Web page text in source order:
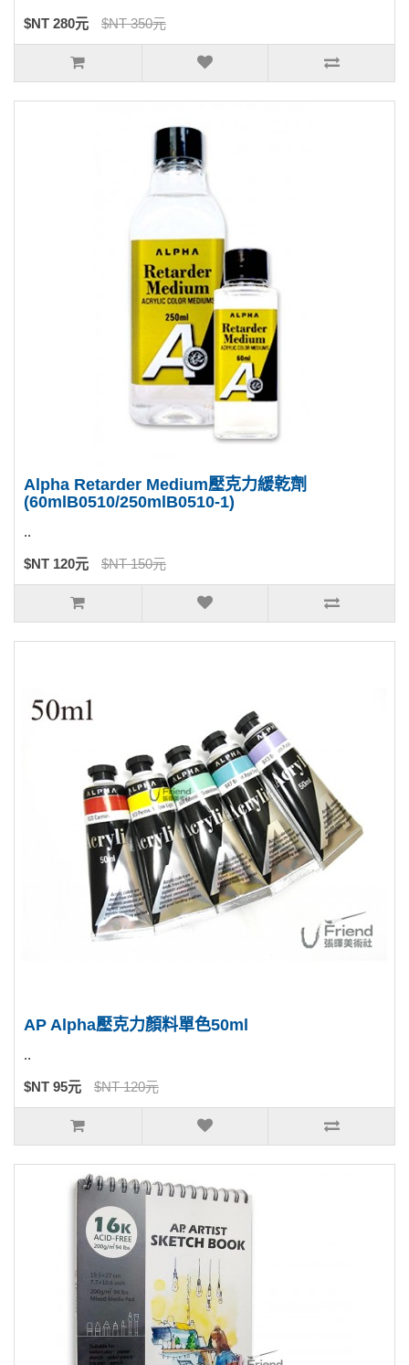
$NT 280元 $NT 350元
Alpha Retarder Medium壓克力緩乾劑
(60mlB0510/250mlB0510-1)
..
$NT 120元 $NT 150元
AP Alpha壓克力顏料單色50ml
..
$NT 95元 $NT 120元